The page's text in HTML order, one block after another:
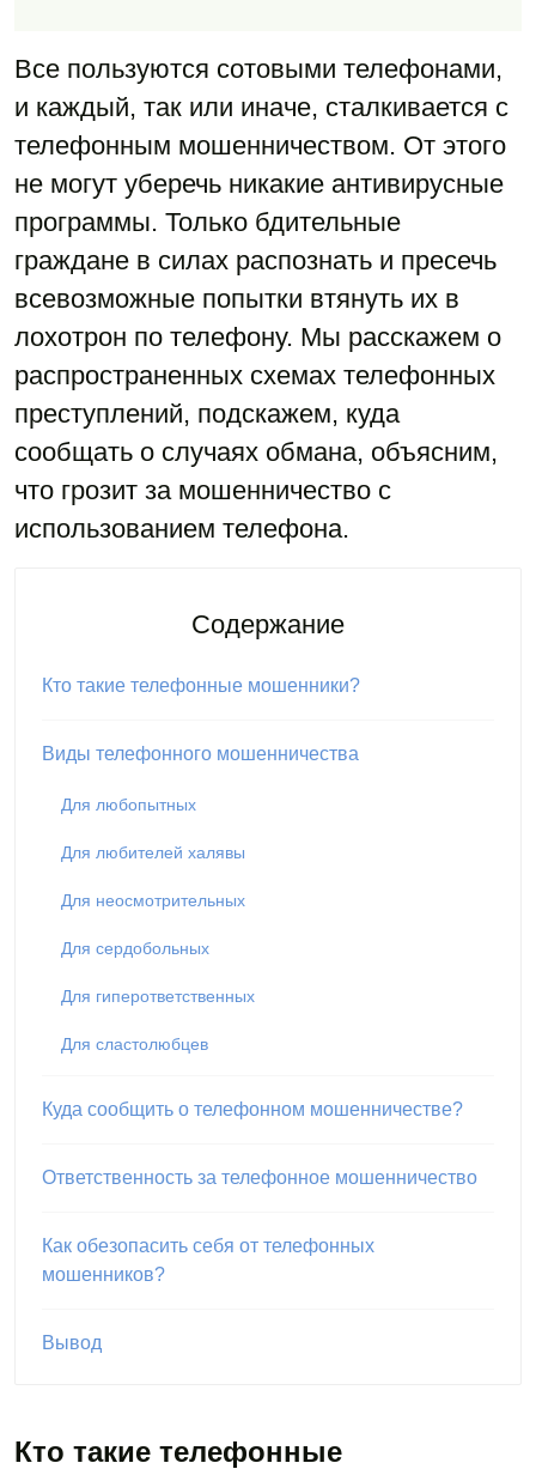
Все пользуются сотовыми телефонами,
и каждый, так или иначе, сталкивается с
телефонным мошенничеством. От этого
не могут уберечь никакие антивирусные
программы. Только бдительные
граждане в силах распознать и пресечь
всевозможные попытки втянуть их в
лохотрон по телефону. Мы расскажем о
распространенных схемах телефонных
преступлений, подскажем, куда
сообщать о случаях обмана, объясним,
что грозит за мошенничество с
использованием телефона.
Содержание
Кто такие телефонные мошенники?
Виды телефонного мошенничества
Для любопытных
Для любителей халявы
Для неосмотрительных
Для сердобольных
Для гиперответственных
Для сластолюбцев
Куда сообщить о телефонном мошенничестве?
Ответственность за телефонное мошенничество
Как обезопасить себя от телефонных
мошенников?
Вывод
Кто такие телефонные